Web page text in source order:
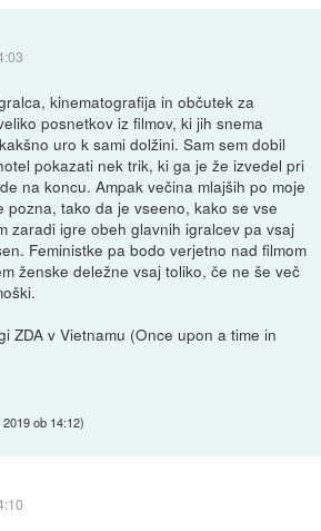
kinematografija in občutek za
posnetkov iz filmov, ki jih snema
uro k sami dolžini. Sam sem dobil
pokazati nek trik, ki ga je že izvedel pri
na koncu. Ampak večina mlajših po moje
pozna, tako da je vseeno, kako se vse
zaradi igre obeh glavnih igralcev pa vsaj
Feministke pa bodo verjetno nad filmom
ženske deležne vsaj toliko, če ne še več
ZDA v Vietnamu (Once upon a time in
2019 ob 14:12)